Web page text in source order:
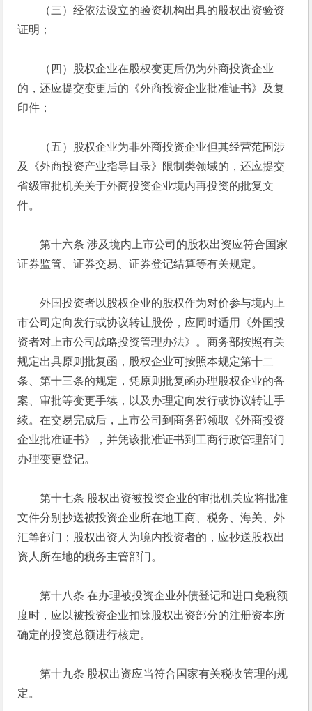
（三）经依法设立的验资机构出具的股权出资验资
证明；
（四）股权企业在股权变更后仍为外商投资企业
的，还应提交变更后的《外商投资企业批准证书》及复
印件；
（五）股权企业为非外商投资企业但其经营范围涉
及《外商投资产业指导目录》限制类领域的，还应提交
省级审批机关关于外商投资企业境内再投资的批复文
件。
第十六条 涉及境内上市公司的股权出资应符合国家
证券监管、证券交易、证券登记结算等有关规定。
外国投资者以股权企业的股权作为对价参与境内上
市公司定向发行或协议转让股份，应同时适用《外国投
资者对上市公司战略投资管理办法》。商务部按照有关
规定出具原则批复函，股权企业可按照本规定第十二
条、第十三条的规定，凭原则批复函办理股权企业的备
案、审批等变更手续，以及办理定向发行或协议转让手
续。在交易完成后，上市公司到商务部领取《外商投资
企业批准证书》，并凭该批准证书到工商行政管理部门
办理变更登记。
第十七条 股权出资被投资企业的审批机关应将批准
文件分别抄送被投资企业所在地工商、税务、海关、外
汇等部门；股权出资人为境内投资者的，应抄送股权出
资人所在地的税务主管部门。
第十八条 在办理被投资企业外债登记和进口免税额
度时，应以被投资企业扣除股权出资部分的注册资本所
确定的投资总额进行核定。
第十九条 股权出资应当符合国家有关税收管理的规
定。